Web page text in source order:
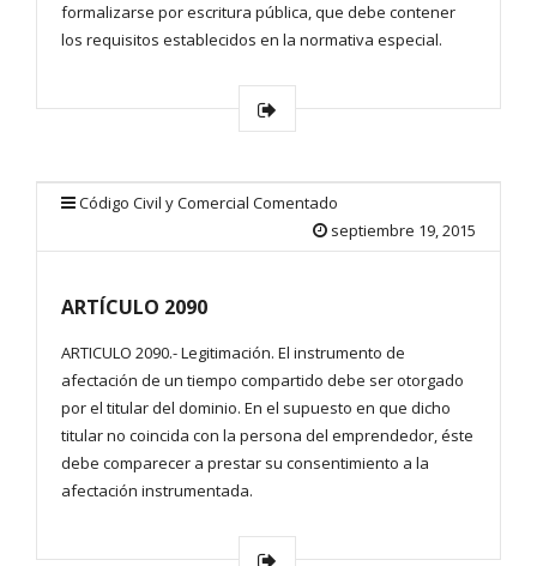
formalizarse por escritura pública, que debe contener
los requisitos establecidos en la normativa especial.
Código Civil y Comercial Comentado
septiembre 19, 2015
ARTÍCULO 2090
ARTICULO 2090.- Legitimación. El instrumento de
afectación de un tiempo compartido debe ser otorgado
por el titular del dominio. En el supuesto en que dicho
titular no coincida con la persona del emprendedor, éste
debe comparecer a prestar su consentimiento a la
afectación instrumentada.